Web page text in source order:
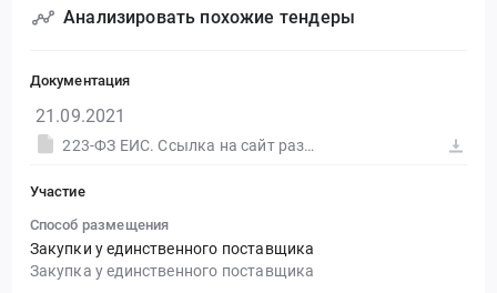
Анализировать похожие тендеры
Документация
21.09.2021
223-ФЗ ЕИС. Ссылка на сайт размещения тендера #30574572741.doc
Участие
Способ размещения
Закупки у единственного поставщика
Закупка у единственного поставщика